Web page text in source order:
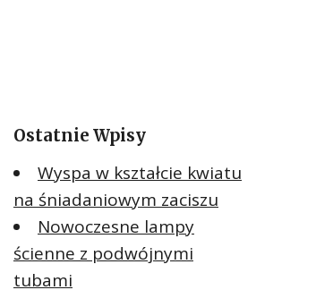
Ostatnie Wpisy
Wyspa w kształcie kwiatu
na śniadaniowym zaciszu
Nowoczesne lampy
ścienne z podwójnymi
tubami